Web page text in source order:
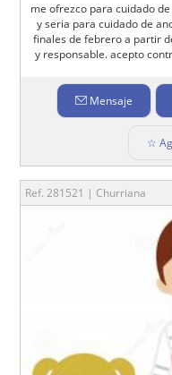
me ofrezco para cuidado
y seria para cuidado de
finales de febrero a partir
y responsable. acepto
Mensaje
☆
Ref. 281521 | Churriana